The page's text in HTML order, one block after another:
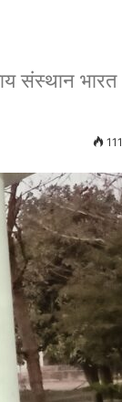
संस्थान भारत
111